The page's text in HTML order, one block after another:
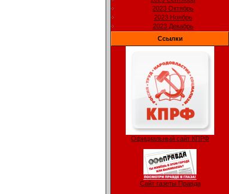
2023 Октябрь
2023 Ноябрь
2023 Декабрь
Ссылки
Официальный сайт КПРФ
Сайт газеты Правда